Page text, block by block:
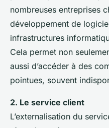
nombreuses entreprises
développement de
infrastructures
Cela permet non
aussi d’accéder à des
pointues, souvent
2. Le service client
L’externalisation du